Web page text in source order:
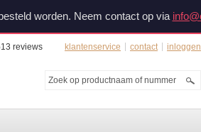
worden. Neem contact op via
klantenservice contact inloggen
reviews